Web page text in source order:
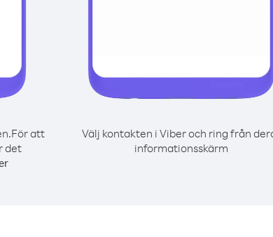
För att
det
Välj kontakten i Viber och ring från
informationsskärm